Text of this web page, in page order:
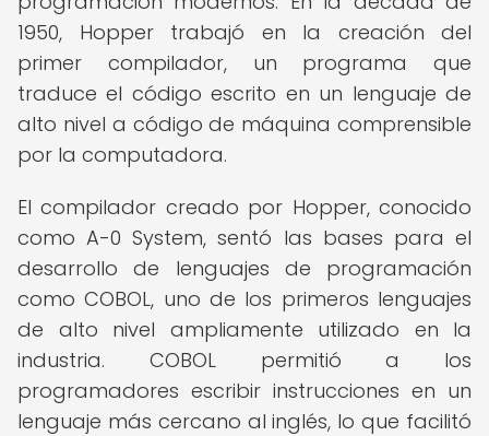
1950, Hopper trabajó en la creación del
primer compilador, un programa que
traduce el código escrito en un lenguaje de
alto nivel a código de máquina comprensible
por la computadora.
El compilador creado por Hopper, conocido
como A-0 System, sentó las bases para el
desarrollo de lenguajes de programación
como COBOL, uno de los primeros lenguajes
de alto nivel ampliamente utilizado en la
industria. COBOL permitió a los
programadores escribir instrucciones en un
lenguaje más cercano al inglés, lo que facilitó